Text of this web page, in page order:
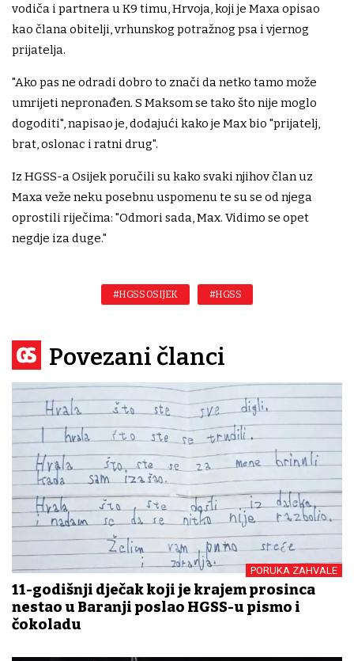
vodiča i partnera u K9 timu, Hrvoja, koji je Maxa opisao
kao člana obitelji, vrhunskog potražnog psa i vjernog
prijatelja.
"Ako pas ne odradi dobro to znači da netko tamo može
umrijeti nepronađen. S Maksom se tako što nije moglo
dogoditi", napisao je, dodajući kako je Max bio "prijatelj,
brat, oslonac i ratni drug".
Iz HGSS-a Osijek poručili su kako svaki njihov član uz
Maxa veže neku posebnu uspomenu te su se od njega
oprostili riječima: "Odmori sada, Max. Vidimo se opet
negdje iza duge."
#HGSS OSIJEK #HGSS
Povezani članci
PORUKA ZAHVALE
11-godišnji dječak koji je krajem prosinca
nestao u Baranji poslao HGSS-u pismo i
čokoladu